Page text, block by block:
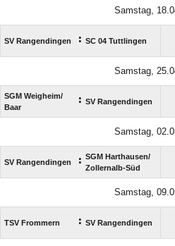
Samstag,
SV Rangendingen : SC 04 Tuttlingen
Samstag,
SGM Weigheim/​
Baar
: SV Rangendingen
Samstag,
SV Rangendingen : SGM Harthausen/​
Zollernalb-Süd
Samstag,
TSV Frommern : SV Rangendingen